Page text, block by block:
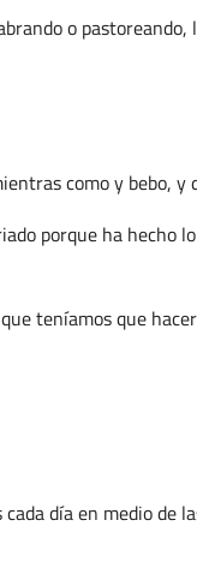
o pastoreando,
como y bebo, y
porque ha hecho
teníamos que
día en medio de